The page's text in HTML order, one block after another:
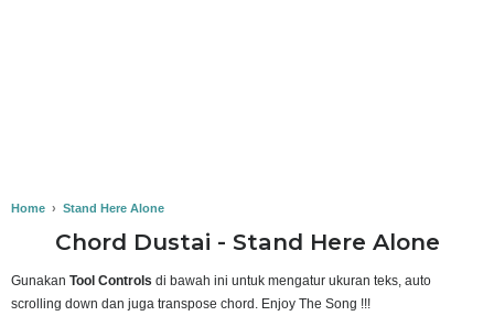
Home › Stand Here Alone
Chord Dustai - Stand Here Alone
Gunakan Tool Controls di bawah ini untuk mengatur ukuran teks, auto
scrolling down dan juga transpose chord. Enjoy The Song !!!